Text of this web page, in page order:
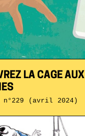
LA CAGE AUX
n°229 (avril 2024)